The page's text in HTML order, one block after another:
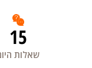
15
שאלות